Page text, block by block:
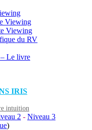
Viewing
Viewing
du RV
Le livre
IRIS
intuition
2 - Niveau 3
)